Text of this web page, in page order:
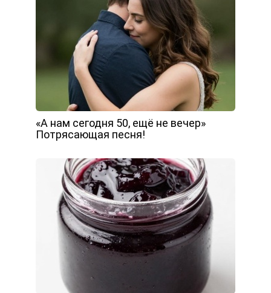
«А нам сегодня 50, ещё не вечер»
Потрясающая песня!